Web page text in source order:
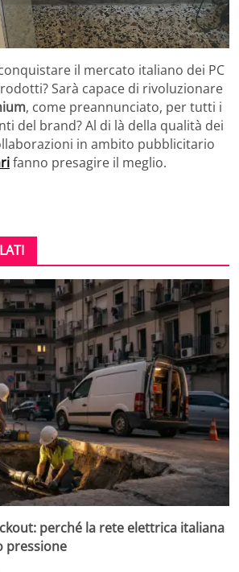
il mercato italiano dei PC
Sarà capace di rivoluzionare
, come preannunciato, per tutti i
del brand? Al di là della qualità dei
in ambito pubblicitario
fanno presagire il meglio.
perché la rete elettrica italiana
pressione